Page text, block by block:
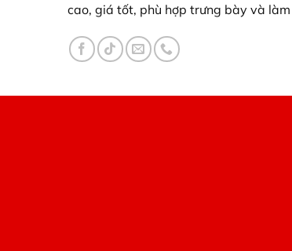
cao, giá tốt, phù hợp trưng bày và